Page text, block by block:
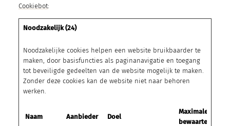
Cookiebot:
Noodzakelijk (24)
Noodzakelijke cookies helpen een website bruikbaarder te
maken, door basisfuncties als paginanavigatie en toegang
tot beveiligde gedeelten van de website mogelijk te maken.
Zonder deze cookies kan de website niet naar behoren
werken.
Naam Aanbieder Doel
Maximale
bewaartermijn